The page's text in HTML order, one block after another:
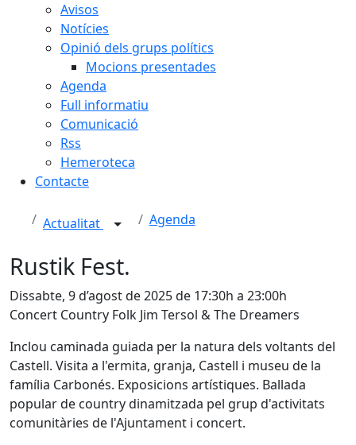
Avisos
Notícies
Opinió dels grups polítics
Mocions presentades
Agenda
Full informatiu
Comunicació
Rss
Hemeroteca
Contacte
Actualitat Agenda
Rustik Fest.
Dissabte, 9 d’agost de 2025 de 17:30h a 23:00h
Concert Country Folk Jim Tersol & The Dreamers
Inclou caminada guiada per la natura dels voltants del
Castell. Visita a l'ermita, granja, Castell i museu de la
família Carbonés. Exposicions artístiques. Ballada
popular de country dinamitzada pel grup d'activitats
comunitàries de l'Ajuntament i concert.